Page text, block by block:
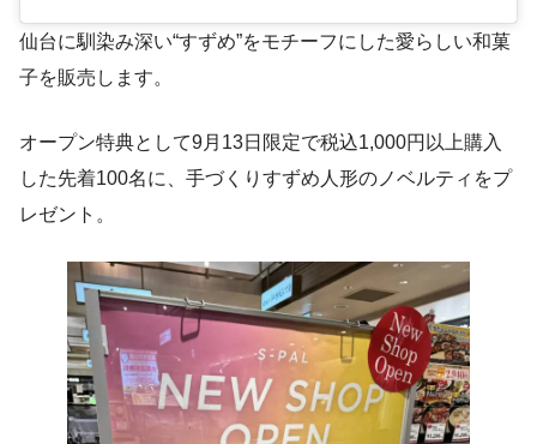
仙台に馴染み深い“すずめ”をモチーフにした愛らしい和菓
子を販売します。
オープン特典として9月13日限定で税込1,000円以上購入
した先着100名に、手づくりすずめ人形のノベルティをプ
レゼント。